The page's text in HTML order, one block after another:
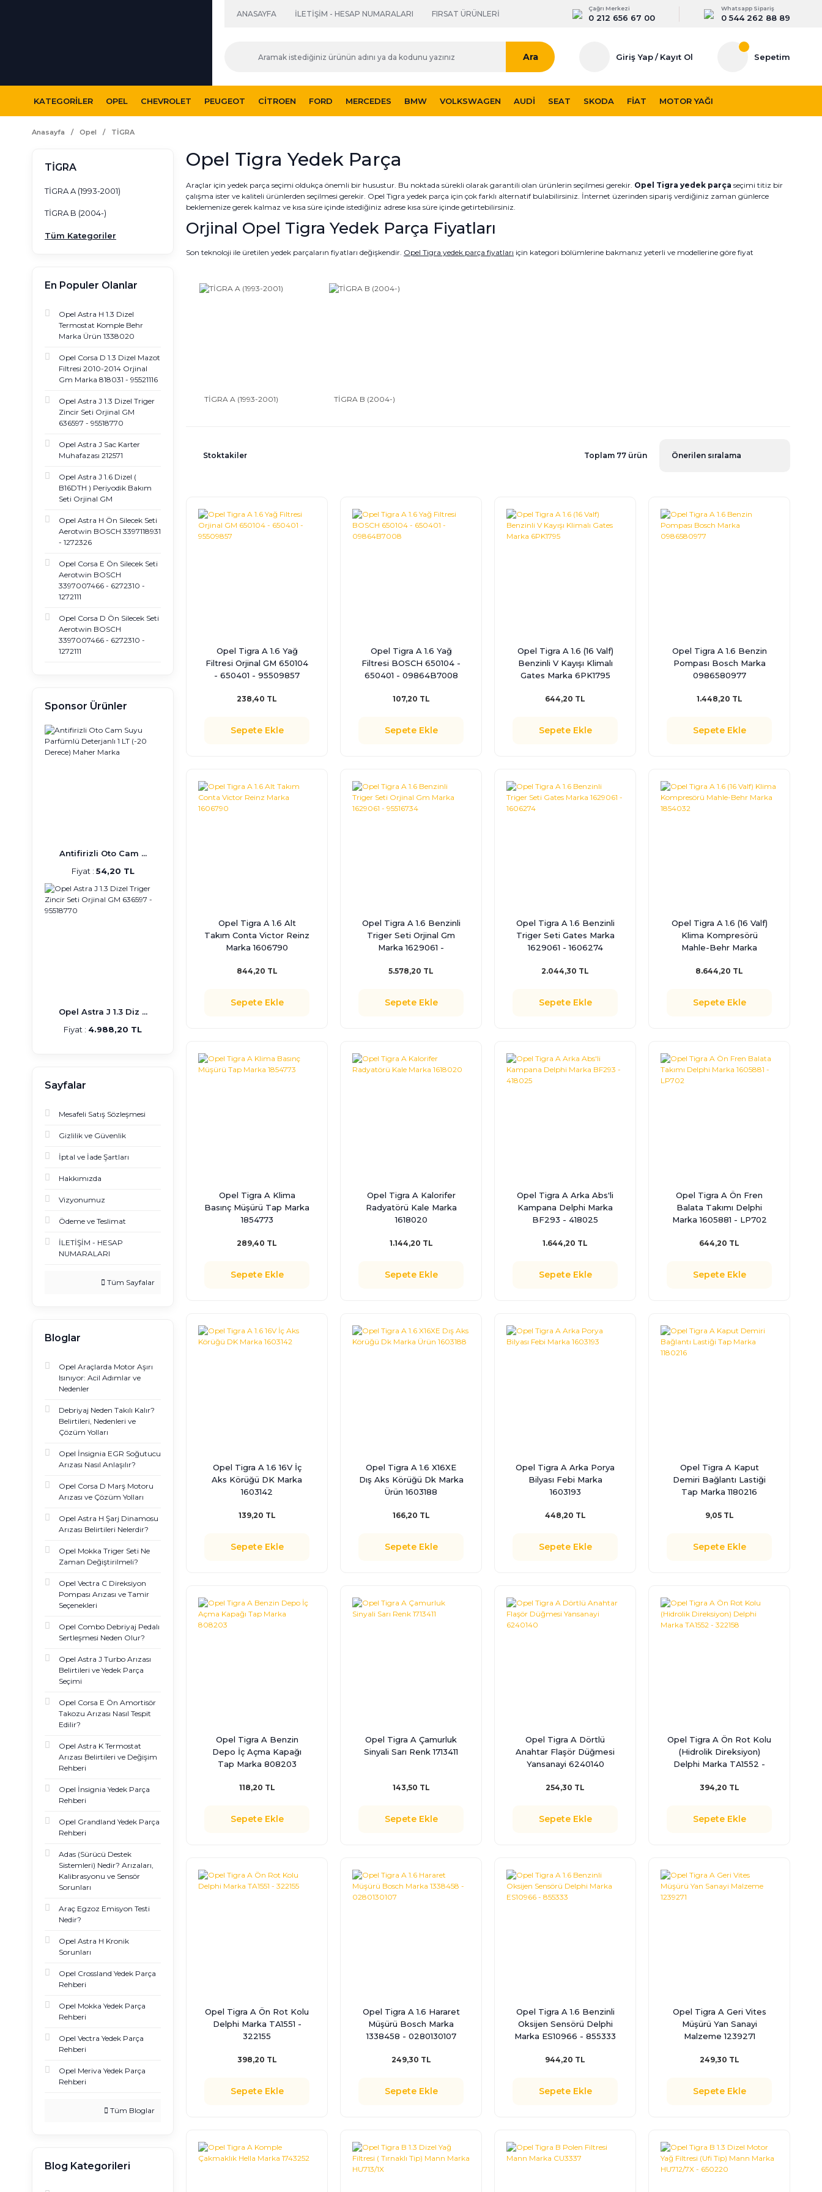
ANASAYFA İLETİŞİM - HESAP NUMARALARI FIRSAT ÜRÜNLERİ
Çağrı Merkezi
0 212 656 67 00
Whatsapp Sipariş
0 544 262 88 89
Ara Giriş Yap/ Kayıt Ol Sepetim
KATEGORILER OPEL CHEVROLET PEUGEOT CITROEN FORD MERCEDES BMW VOLKSWAGEN AUDI SEAT SKODA FIAT MOTOR YAĞI
Anasayfa Opel TİGRA
TİGRA
TİGRA A (1993-2001)
TİGRA B (2004-)
Tüm Kategoriler
En Populer Olanlar
Opel Astra H 1.3 Dizel
Termostat Komple Behr
Marka Ürün 1338020
Opel Corsa D 1.3 Dizel Mazot
Filtresi 2010-2014 Orjinal
Gm Marka 818031 - 95521116
Opel Astra J 1.3 Dizel Triger
Zincir Seti Orjinal GM
636597 - 95518770
Opel Astra J Sac Karter
Muhafazası 212571
Opel Astra J 1.6 Dizel (
B16DTH ) Periyodik Bakım
Seti Orjinal GM
Opel Astra H Ön Silecek Seti
Aerotwin BOSCH 3397118931
- 1272326
Opel Corsa E Ön Silecek Seti
Aerotwin BOSCH
3397007466 - 6272310 -
1272111
Opel Corsa D Ön Silecek Seti
Aerotwin BOSCH
3397007466 - 6272310 -
1272111
Sponsor Ürünler
Antifirizli Oto Cam ...
Fiyat : 54,20 TL
Opel Astra J 1.3 Diz ...
Fiyat : 4.988,20 TL
Sayfalar
Mesafeli Satış Sözleşmesi
Gizlilik ve Güvenlik
İptal ve İade Şartları
Hakkımızda
Vizyonumuz
Ödeme ve Teslimat
İLETİŞİM - HESAP
NUMARALARI
Tüm Sayfalar
Bloglar
Opel Araçlarda Motor Aşırı
Isınıyor: Acil Adımlar ve
Nedenler
Debriyaj Neden Takılı Kalır?
Belirtileri, Nedenleri ve
Çözüm Yolları
Opel İnsignia EGR Soğutucu
Arızası Nasıl Anlaşılır?
Opel Corsa D Marş Motoru
Arızası ve Çözüm Yolları
Opel Astra H Şarj Dinamosu
Arızası Belirtileri Nelerdir?
Opel Mokka Triger Seti Ne
Zaman Değiştirilmeli?
Opel Vectra C Direksiyon
Pompası Arızası ve Tamir
Seçenekleri
Opel Combo Debriyaj Pedalı
Sertleşmesi Neden Olur?
Opel Astra J Turbo Arızası
Belirtileri ve Yedek Parça
Seçimi
Opel Corsa E Ön Amortisör
Takozu Arızası Nasıl Tespit
Edilir?
Opel Astra K Termostat
Arızası Belirtileri ve Değişim
Rehberi
Opel İnsignia Yedek Parça
Rehberi
Opel Grandland Yedek Parça
Rehberi
Adas (Sürücü Destek
Sistemleri) Nedir? Arızaları,
Kalibrasyonu ve Sensör
Sorunları
Araç Egzoz Emisyon Testi
Nedir?
Opel Astra H Kronik
Sorunları
Opel Crossland Yedek Parça
Rehberi
Opel Mokka Yedek Parça
Rehberi
Opel Vectra Yedek Parça
Rehberi
Opel Meriva Yedek Parça
Rehberi
Tüm Bloglar
Blog Kategorileri
Opel Tigra Yedek Parça
Araçlar için yedek parça seçimi oldukça önemli bir husustur. Bu noktada sürekli olarak garantili olan ürünlerin seçilmesi gerekir. Opel Tigra yedek parça seçimi titiz bir
çalışma ister ve kaliteli ürünlerden seçilmesi gerekir. Opel Tigra yedek parça için çok farklı alternatif bulabilirsiniz. İnternet üzerinden sipariş verdiğiniz zaman günlerce
beklemenize gerek kalmaz ve kısa süre içinde istediğiniz adrese kısa süre içinde getirtebilirsiniz.
Orjinal Opel Tigra Yedek Parça Fiyatları
Son teknoloji ile üretilen yedek parçaların fiyatları değişkendir. Opel Tigra yedek parça fiyatları için kategori bölümlerine bakmanız yeterli ve modellerine göre fiyat
modelin değişik ürünlerini görebilir.
Opel Tigra aksesuarçeşitleri farklı özellikler barındırır.
vermeden önce aracınızın özelliklerini çok iyi bilmeli ve aracınıza uygun ürünleri seçmelisiniz. İnternet ile yapacağınız alışverişlerde zaman kazanır ve kısa süre içinde
TİGRA A (1993-2001) TİGRA B (2004-)
Stoktakiler Toplam 77 ürün
Opel Tigra A 1.6 Yağ
Filtresi Orjinal GM 650104
- 650401 - 95509857
238,40 TL
Sepete Ekle
Opel Tigra A 1.6 Yağ
Filtresi BOSCH 650104 -
650401 - 09864B7008
107,20 TL
Sepete Ekle
Opel Tigra A 1.6 (16 Valf)
Benzinli V Kayışı Klimalı
Gates Marka 6PK1795
644,20 TL
Sepete Ekle
Opel Tigra A 1.6 Benzin
Pompası Bosch Marka
0986580977
1.448,20 TL
Sepete Ekle
Opel Tigra A 1.6 Alt
Takım Conta Victor Reinz
Marka 1606790
844,20 TL
Sepete Ekle
Opel Tigra A 1.6 Benzinli
Triger Seti Orjinal Gm
Marka 1629061 -
5.578,20 TL
Sepete Ekle
Opel Tigra A 1.6 Benzinli
Triger Seti Gates Marka
1629061 - 1606274
2.044,30 TL
Sepete Ekle
Opel Tigra A 1.6 (16 Valf)
Klima Kompresörü
Mahle-Behr Marka
8.644,20 TL
Sepete Ekle
Opel Tigra A Klima
Basınç Müşürü Tap Marka
1854773
289,40 TL
Sepete Ekle
Opel Tigra A Kalorifer
Radyatörü Kale Marka
1618020
1.144,20 TL
Sepete Ekle
Opel Tigra A Arka Abs'li
Kampana Delphi Marka
BF293 - 418025
1.644,20 TL
Sepete Ekle
Opel Tigra A Ön Fren
Balata Takımı Delphi
Marka 1605881 - LP702
644,20 TL
Sepete Ekle
Opel Tigra A 1.6 16V İç
Aks Körüğü DK Marka
1603142
139,20 TL
Sepete Ekle
Opel Tigra A 1.6 X16XE
Dış Aks Körüğü Dk Marka
Ürün 1603188
166,20 TL
Sepete Ekle
Opel Tigra A Arka Porya
Bilyası Febi Marka
1603193
448,20 TL
Sepete Ekle
Opel Tigra A Kaput
Demiri Bağlantı Lastiği
Tap Marka 1180216
9,05 TL
Sepete Ekle
Opel Tigra A Benzin
Depo İç Açma Kapağı
Tap Marka 808203
118,20 TL
Sepete Ekle
Opel Tigra A Çamurluk
Sinyali Sarı Renk 1713411
143,50 TL
Sepete Ekle
Opel Tigra A Dörtlü
Anahtar Flaşör Düğmesi
Yansanayi 6240140
254,30 TL
Sepete Ekle
Opel Tigra A Ön Rot Kolu
(Hidrolik Direksiyon)
Delphi Marka TA1552 -
394,20 TL
Sepete Ekle
Opel Tigra A Ön Rot Kolu
Delphi Marka TA1551 -
322155
398,20 TL
Sepete Ekle
Opel Tigra A 1.6 Hararet
Müşürü Bosch Marka
1338458 - 0280130107
249,30 TL
Sepete Ekle
Opel Tigra A 1.6 Benzinli
Oksijen Sensörü Delphi
Marka ES10966 - 855333
944,20 TL
Sepete Ekle
Opel Tigra A Geri Vites
Müşürü Yan Sanayi
Malzeme 1239271
249,30 TL
Sepete Ekle